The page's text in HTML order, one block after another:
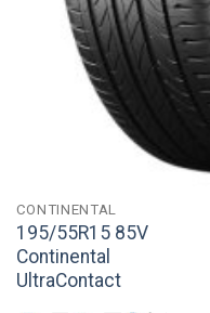
CONTINENTAL
195/55R15 85V
Continental
UltraContact